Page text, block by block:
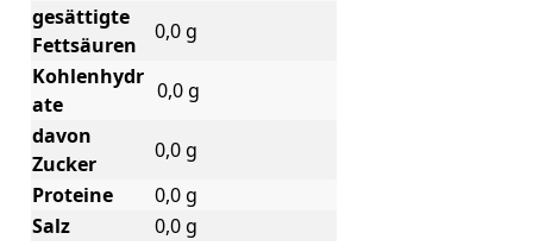
gesättigte
Fettsäuren
0,0 g
Kohlenhydr
ate
0,0 g
davon
Zucker
0,0 g
Proteine
0,0 g
Salz
0,0 g